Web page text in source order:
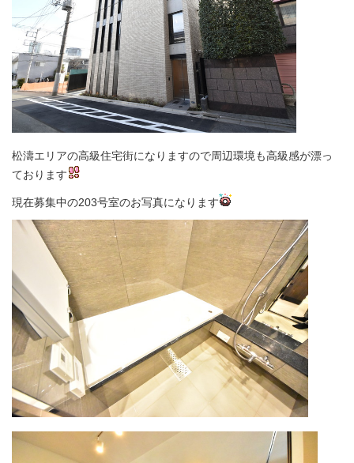
松濤エリアの高級住宅街になりますので周辺環境も高級感が漂っ
ております
現在募集中の203号室のお写真になります